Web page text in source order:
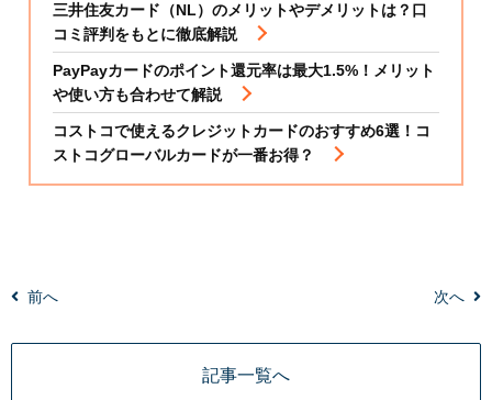
三井住友カード（NL）のメリットやデメリットは？口
コミ評判をもとに徹底解説
PayPayカードのポイント還元率は最大1.5%！メリット
や使い方も合わせて解説
コストコで使えるクレジットカードのおすすめ6選！コ
ストコグローバルカードが一番お得？
前へ 次へ
記事一覧へ